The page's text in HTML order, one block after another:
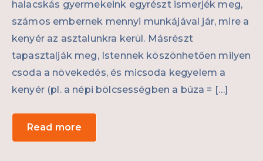
halacskás gyermekeink egyrészt ismerjék meg,
számos embernek mennyi munkájával jár, mire a
kenyér az asztalunkra kerül. Másrészt
tapasztalják meg, Istennek köszönhetően milyen
csoda a növekedés, és micsoda kegyelem a
kenyér (pl. a népi bölcsességben a búza = […]
Read more